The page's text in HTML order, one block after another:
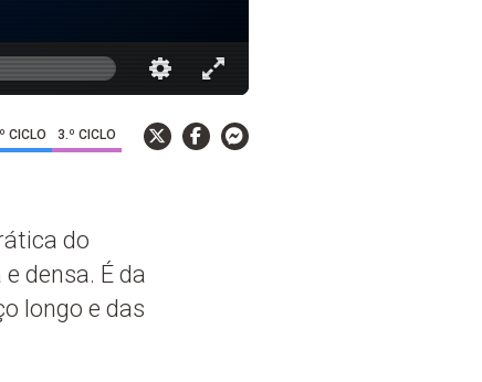
CICLO 3.º CICLO
do
densa. É da
longo e das